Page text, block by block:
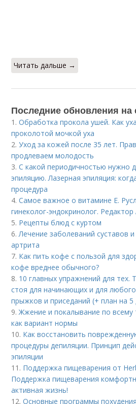
Читать дальше →
Последние обновления на
1.Обработка прокола ушей. Как
проколотой мочкой уха
2.Уход за кожей после 35 лет.
продлеваем молодость
3.С какой периодичностью нужно
эпиляцию. Лазерная эпиляция:
процедура
4.Самое важное о витамине Е.
гинеколог-эндокринолог.
5. Рецепты блюд с куртом
6.Лечение заболеваний суставов
артрита
7. Как пить кофе с пользой для
кофе вреднее обычного?
8. 10 главных упражнений для тех.
стоя для начинающих и для
прыжков и приседаний (+ план на 5
9.Жжение и покалывание по всему
как вариант нормы
10. Как восстановить
процедуры депиляции. Принцип
эпиляции
11. Поддержка пищеварения от
Поддержка пищеварения
активная жизнь!
12.Основные программы